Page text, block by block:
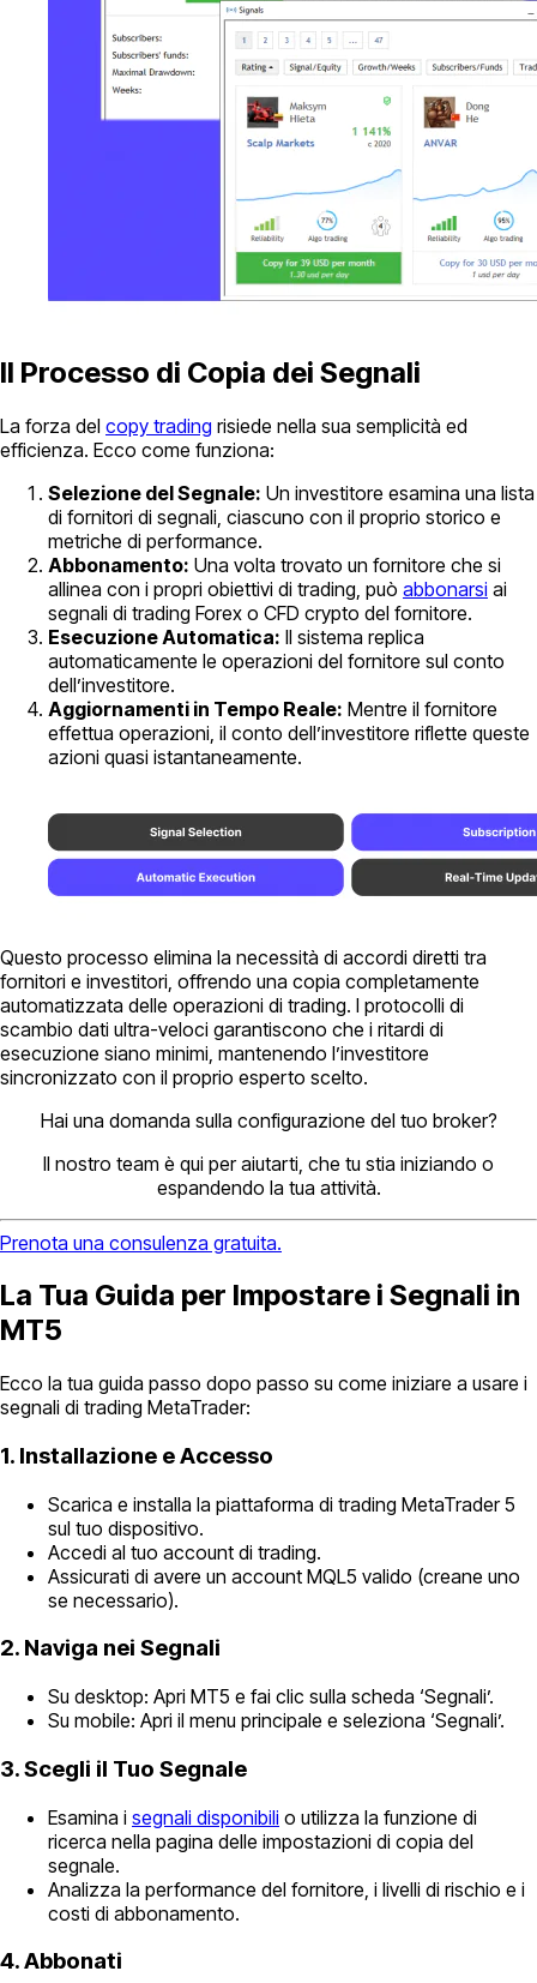
Il Processo di Copia dei Segnali
La forza del copy trading risiede nella sua semplicità ed
efficienza. Ecco come funziona:
Selezione del Segnale: Un investitore esamina una lista
di fornitori di segnali, ciascuno con il proprio storico e
metriche di performance.
Abbonamento: Una volta trovato un fornitore che si
allinea con i propri obiettivi di trading, può abbonarsi ai
segnali di trading Forex o CFD crypto del fornitore.
Esecuzione Automatica: Il sistema replica
automaticamente le operazioni del fornitore sul conto
dell’investitore.
Aggiornamenti in Tempo Reale: Mentre il fornitore
effettua operazioni, il conto dell’investitore riflette queste
azioni quasi istantaneamente.
Questo processo elimina la necessità di accordi diretti tra
fornitori e investitori, offrendo una copia completamente
automatizzata delle operazioni di trading. I protocolli di
scambio dati ultra-veloci garantiscono che i ritardi di
esecuzione siano minimi, mantenendo l’investitore
sincronizzato con il proprio esperto scelto.
Hai una domanda sulla configurazione del tuo broker?
Il nostro team è qui per aiutarti, che tu stia iniziando o
espandendo la tua attività.
Prenota una consulenza gratuita.
La Tua Guida per Impostare i Segnali in
MT5
Ecco la tua guida passo dopo passo su come iniziare a usare i
segnali di trading MetaTrader:
1. Installazione e Accesso
Scarica e installa la piattaforma di trading MetaTrader 5
sul tuo dispositivo.
Accedi al tuo account di trading.
Assicurati di avere un account MQL5 valido (creane uno
se necessario).
2. Naviga nei Segnali
Su desktop: Apri MT5 e fai clic sulla scheda ‘Segnali’.
Su mobile: Apri il menu principale e seleziona ‘Segnali’.
3. Scegli il Tuo Segnale
Esamina i segnali disponibili o utilizza la funzione di
ricerca nella pagina delle impostazioni di copia del
segnale.
Analizza la performance del fornitore, i livelli di rischio e i
costi di abbonamento.
4. Abbonati